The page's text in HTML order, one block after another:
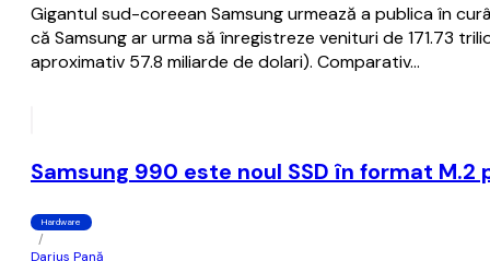
Gigantul sud-coreean Samsung urmează a publica în
că Samsung ar urma să înregistreze venituri de 171.73
aproximativ 57.8 miliarde de dolari). Comparativ…
Samsung 990 este noul SSD în format
Hardware
/
Darius Pană